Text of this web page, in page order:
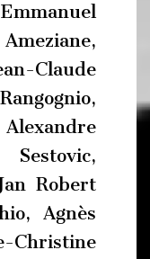
Claude
Robert
Agnès